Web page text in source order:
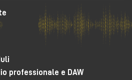
una delle macchine più
ibrida analogico/digitale
con chassis in alluminio
sonoro enorme.
professionale e DAW